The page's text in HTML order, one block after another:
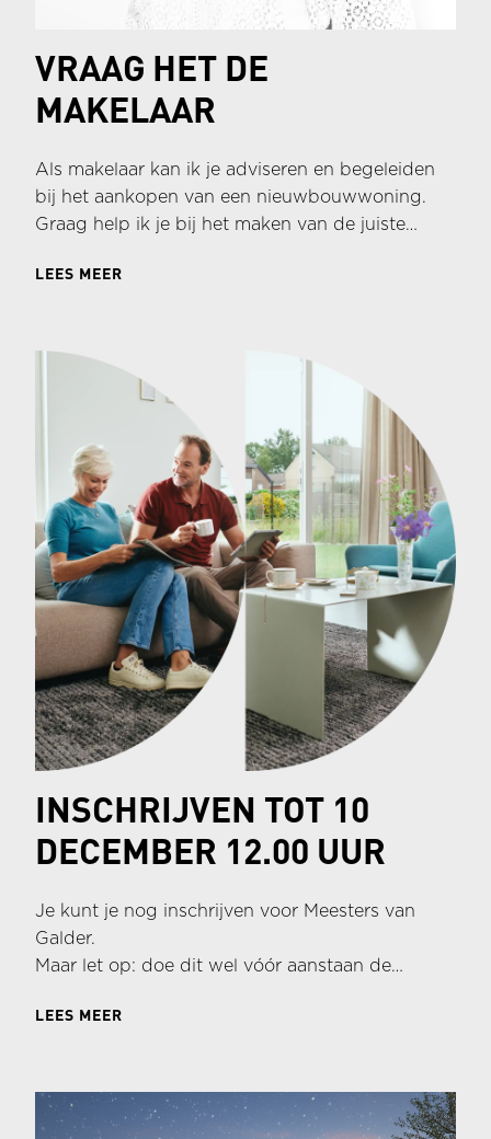
VRAAG HET DE
MAKELAAR
Als makelaar kan ik je adviseren en begeleiden
bij het aankopen van een nieuwbouwwoning.
Graag help ik je bij het maken van de juiste
aankoopproces. Hieronder vind je meer
Galder.
LEES MEER
INSCHRIJVEN TOT 10
DECEMBER 12.00 UUR
Je kunt je nog inschrijven voor Meesters van
Galder.
Maar let op: doe dit wel vóór aanstaan de
inschrijving.
LEES MEER